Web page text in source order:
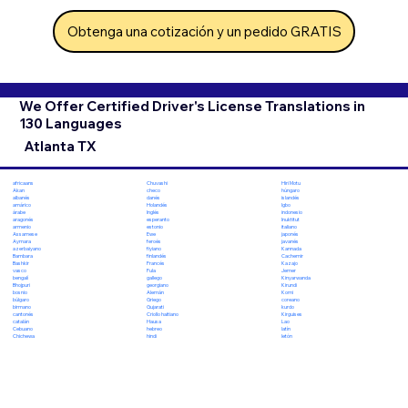
Obtenga una cotización y un pedido GRATIS
We Offer Certified Driver's License Translations in
130 Languages
Atlanta TX
africaans
Akan
albanés
amárico
árabe
aragonés
armenio
Assamese
Aymara
azerbaiyano
Bambara
Bashkir
vasco
bengalí
Bhojpuri
bosnio
búlgaro
birmano
cantonés
catalán
Cebuano
Chichewa
Chuvashi
checo
danés
Holandés
Inglés
esperanto
estonio
Ewe
feroés
fiyiano
finlandés
Francés
Fula
gallego
georgiano
Alemán
Griego
Gujarati
Criollo haitiano
Hausa
hebreo
hindi
Hiri Motu
húngaro
islandés
Igbo
indonesio
Inuktitut
italiano
japonés
javanés
Kannada
Cachemir
Kazajo
Jemer
Kinyarwanda
Kirundi
Komi
coreano
kurdo
Kirguises
Lao
latín
letón